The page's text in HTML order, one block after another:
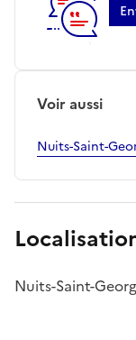
Voir aussi
Nuits-Saint-
Nuits-Saint-